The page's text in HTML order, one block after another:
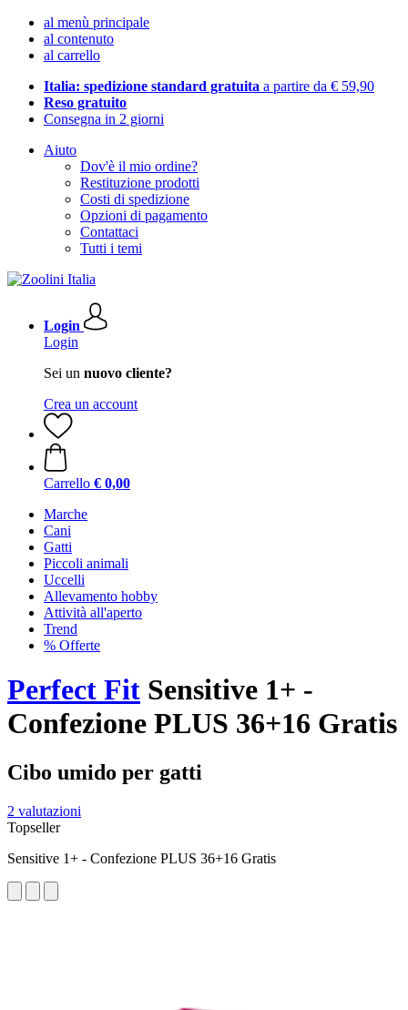
al menù principale
al contenuto
al carrello
Italia: spedizione standard gratuita a partire da € 59,90
Reso gratuito
Consegna in 2 giorni
Aiuto
Dov'è il mio ordine?
Restituzione prodotti
Costi di spedizione
Opzioni di pagamento
Contattaci
Tutti i temi
Login
Login
Sei un nuovo cliente?
Crea un account
Carrello € 0,00
Marche
Cani
Gatti
Piccoli animali
Uccelli
Allevamento hobby
Attività all'aperto
Trend
% Offerte
Perfect Fit Sensitive 1+ -
Confezione PLUS 36+16 Gratis
Cibo umido per gatti
2 valutazioni
Topseller
Sensitive 1+ - Confezione PLUS 36+16 Gratis